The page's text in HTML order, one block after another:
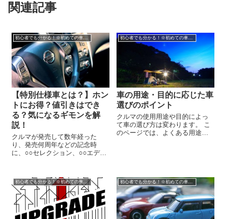
関連記事
【特別仕様車とは？】ホン
トにお得？値引きはでき
る？気になるギモンを解
説！
クルマが発売して数年経った
り、発売何周年などの記念時
に、○○セレクション、○○エディ
されることがあります。 このペ
ージでは、特別仕様車とはどん
なものか？いつどんなタイミン
グで出るのか？...
車の用途・目的に応じた車
選びのポイント
クルマの使用用途や目的によっ
て車の選び方は変わります。 こ
のページでは、よくある用途や
初心者でも分かる！※初めての車の買い方・選び方 初心者でも分かる！※初めての車の買い方・選び方